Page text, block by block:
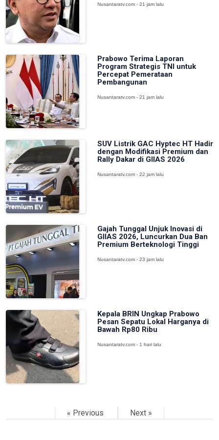
Nusantaratv.com - 21 jam lalu
Prabowo Terima Laporan
Program Strategis TNI untuk
Percepat Pemerataan
Pembangunan
Nusantaratv.com - 21 jam lalu
SUV Listrik GAC Hyptec HT Hadir
dengan Modifikasi Premium dan
Rally Dakar di GIIAS 2026
Nusantaratv.com - 22 jam lalu
Gajah Tunggal Unjuk Inovasi di
GIIAS 2026, Luncurkan Dua Ban
Premium Berteknologi Tinggi
Nusantaratv.com - 23 jam lalu
Kepala BRIN Ungkap Prabowo
Pesan Sepatu Lokal Harganya di
Bawah Rp80 Ribu
Nusantaratv.com - 1 hari lalu
« Previous Next »